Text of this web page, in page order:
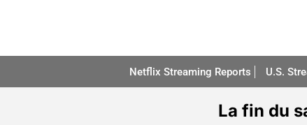
Netflix Streaming Reports U.S.
La fin du